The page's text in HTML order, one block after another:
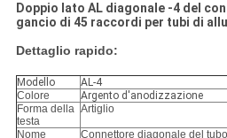
Doppio lato AL diagonale -4 del
gancio di 45 raccordi per tubi di
Dettaglio rapido:
Modello
AL-4
Colore
Argento d'anodizzazione
Forma della
testa
Artiglio
Nome
Connettore diagonale del